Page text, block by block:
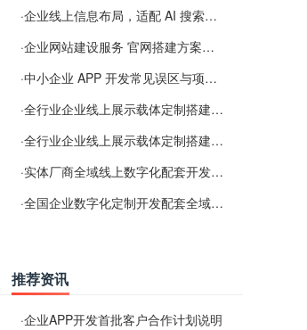
·企业线上信息布局，适配 AI 搜索需要留意这些要点
·企业网站建设服务 官网搭建方案经验分享
·中小企业 APP 开发常见误区与项目规划实用经验
·全行业企业线上展示载体定制搭建服务
·全行业企业线上展示载体定制搭建服务
·实体厂商全域线上数字化配套开发与地域检索优化服务
·全国企业数字化定制开发配套全域搜索优化服务
推荐资讯
·企业APP开发首批客户合作计划说明